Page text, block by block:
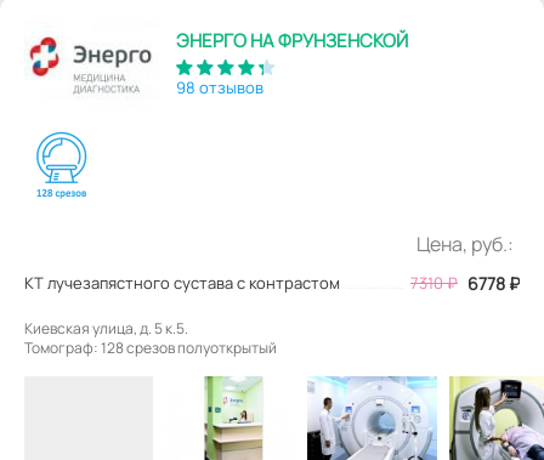
ЭНЕРГО НА ФРУНЗЕНСКОЙ
98 отзывов
Цена, руб.:
КТ лучезапястного сустава с контрастом 7310₽ 6778 ₽
Киевская улица, д. 5 к.5.
Томограф: 128 срезов полуоткрытый